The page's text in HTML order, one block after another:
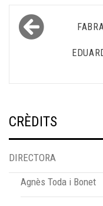
Navegació
d'entrades
CRÈDITS
DIRECTORA
Agnès Toda i Bonet